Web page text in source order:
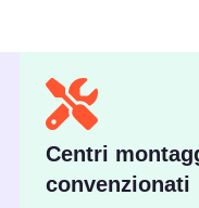
Centri
convenzionati